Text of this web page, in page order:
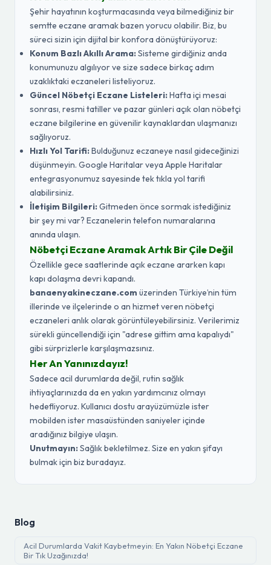
Şehir hayatının koşturmacasında veya bilmediğiniz bir
semtte eczane aramak bazen yorucu olabilir. Biz, bu
süreci sizin için dijital bir konfora dönüştürüyoruz:
Konum Bazlı Akıllı Arama:Sisteme girdiğiniz anda
konumunuzu algılıyor ve size sadece birkaç adım
uzaklıktaki eczaneleri listeliyoruz.
Güncel Nöbetçi Eczane Listeleri:Hafta içi mesai
sonrası, resmi tatiller ve pazar günleri açık olan nöbetçi
eczane bilgilerine en güvenilir kaynaklardan ulaşmanızı
sağlıyoruz.
Hızlı Yol Tarifi:Bulduğunuz eczaneye nasıl gideceğinizi
düşünmeyin. Google Haritalar veya Apple Haritalar
entegrasyonumuz sayesinde tek tıkla yol tarifi
alabilirsiniz.
İletişim Bilgileri:Gitmeden önce sormak istediğiniz
bir şey mi var? Eczanelerin telefon numaralarına
anında ulaşın.
Nöbetçi Eczane Aramak Artık Bir Çile Değil
Özellikle gece saatlerinde açık eczane ararken kapı
kapı dolaşma devri kapandı.
banaenyakineczane.com üzerinden Türkiye’nin tüm
illerinde ve ilçelerinde o an hizmet veren nöbetçi
eczaneleri anlık olarak görüntüleyebilirsiniz. Verilerimiz
sürekli güncellendiği için "adrese gittim ama kapalıydı"
gibi sürprizlerle karşılaşmazsınız.
Her An Yanınızdayız!
Sadece acil durumlarda değil, rutin sağlık
ihtiyaçlarınızda da en yakın yardımcınız olmayı
hedefliyoruz. Kullanıcı dostu arayüzümüzle ister
mobilden ister masaüstünden saniyeler içinde
aradığınız bilgiye ulaşın.
Unutmayın:Sağlık bekletilmez. Size en yakın şifayı
bulmak için biz buradayız.
Blog
Acil Durumlarda Vakit Kaybetmeyin: En Yakın Nöbetçi Eczane
Bir Tık Uzağınızda!